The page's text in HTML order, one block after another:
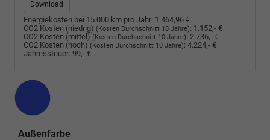
Download
Energiekosten bei 15.000 km pro Jahr: 1.464,96 €
CO2 Kosten (niedrig) (Kosten Durchschnitt 10 Jahre): 1.152,- €
CO2 Kosten (mittel) (Kosten Durchschnitt 10 Jahre): 2.736,- €
CO2 Kosten (hoch) (Kosten Durchschnitt 10 Jahre): 4.224,- €
Jahressteuer: 99,- €
Außenfarbe